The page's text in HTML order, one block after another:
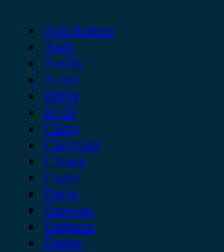
Alfa Romeo
Audi
Austin
Acura
BMW
BYD
Chery
Chevrolet
Citroen
Cupra
Dacia
Daewoo
Daihatsu
Dodge